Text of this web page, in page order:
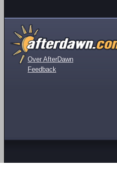
Over AfterDawn
Feedback